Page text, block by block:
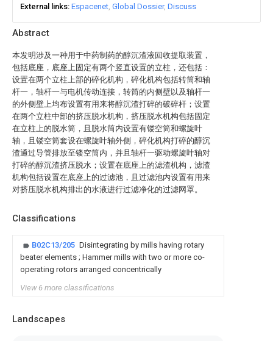
Abstract
本发明涉及一种用于中药制药的醇沉渣液回收提取装置，
包括底座，底座上固定有两个竖直设置的立柱，还包括：
设置在两个立柱上部的碎化机构，碎化机构包括转筒和轴
杆一，轴杆一与电机传动连接，转筒的内侧壁以及轴杆一
的外侧壁上均布设置有用来将醇沉渣打碎的破碎杆；设置
在两个立柱中部的挤压脱水机构，挤压脱水机构包括固定
在立柱上的脱水筒，且脱水筒内设置有镂空筒和螺旋叶
轴，且镂空筒套设在螺旋叶轴外侧，碎化机构打碎的醇沉
渣通过导管排放至镂空筒内，并且轴杆一驱动螺旋叶轴对
打碎的醇沉渣挤压脱水；设置在底座上的滤渣机构，滤渣
机构包括设置在底座上的过滤池，且过滤池内设置有用来
对挤压脱水机构排出的水液进行过滤净化的过滤网罩。
Classifications
B02C13/205 Disintegrating by mills having rotary
beater elements ; Hammer mills with two or more co-
operating rotors arranged concentrically
View 6 more classifications
Landscapes
External links Espacenet Global Dossier Discuss